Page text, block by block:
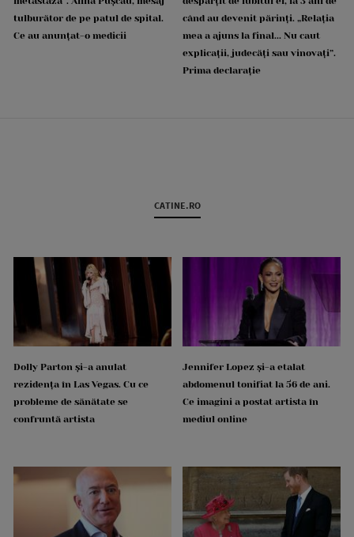
tulburător de pe patul de spital.
Ce au anunțat-o medicii
când au devenit părinți. „Relația
mea a ajuns la final... Nu caut
explicații, judecăți sau vinovați”.
Prima declarație
CATINE.RO
Dolly Parton și-a anulat
rezidența în Las Vegas. Cu ce
probleme de sănătate se
confruntă artista
Jennifer Lopez și-a etalat
abdomenul tonifiat la 56 de ani.
Ce imagini a postat artista în
mediul online